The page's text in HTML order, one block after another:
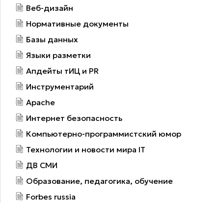
Веб-дизайн
Нормативные документы
Базы данных
Языки разметки
Апдейты тИЦ и PR
Инструментарий
Apache
Интернет безопасность
Компьютерно-программистский юмор
Технологии и новости мира IT
ДВ СМИ
Образование, педагогика, обучение
Forbes russia